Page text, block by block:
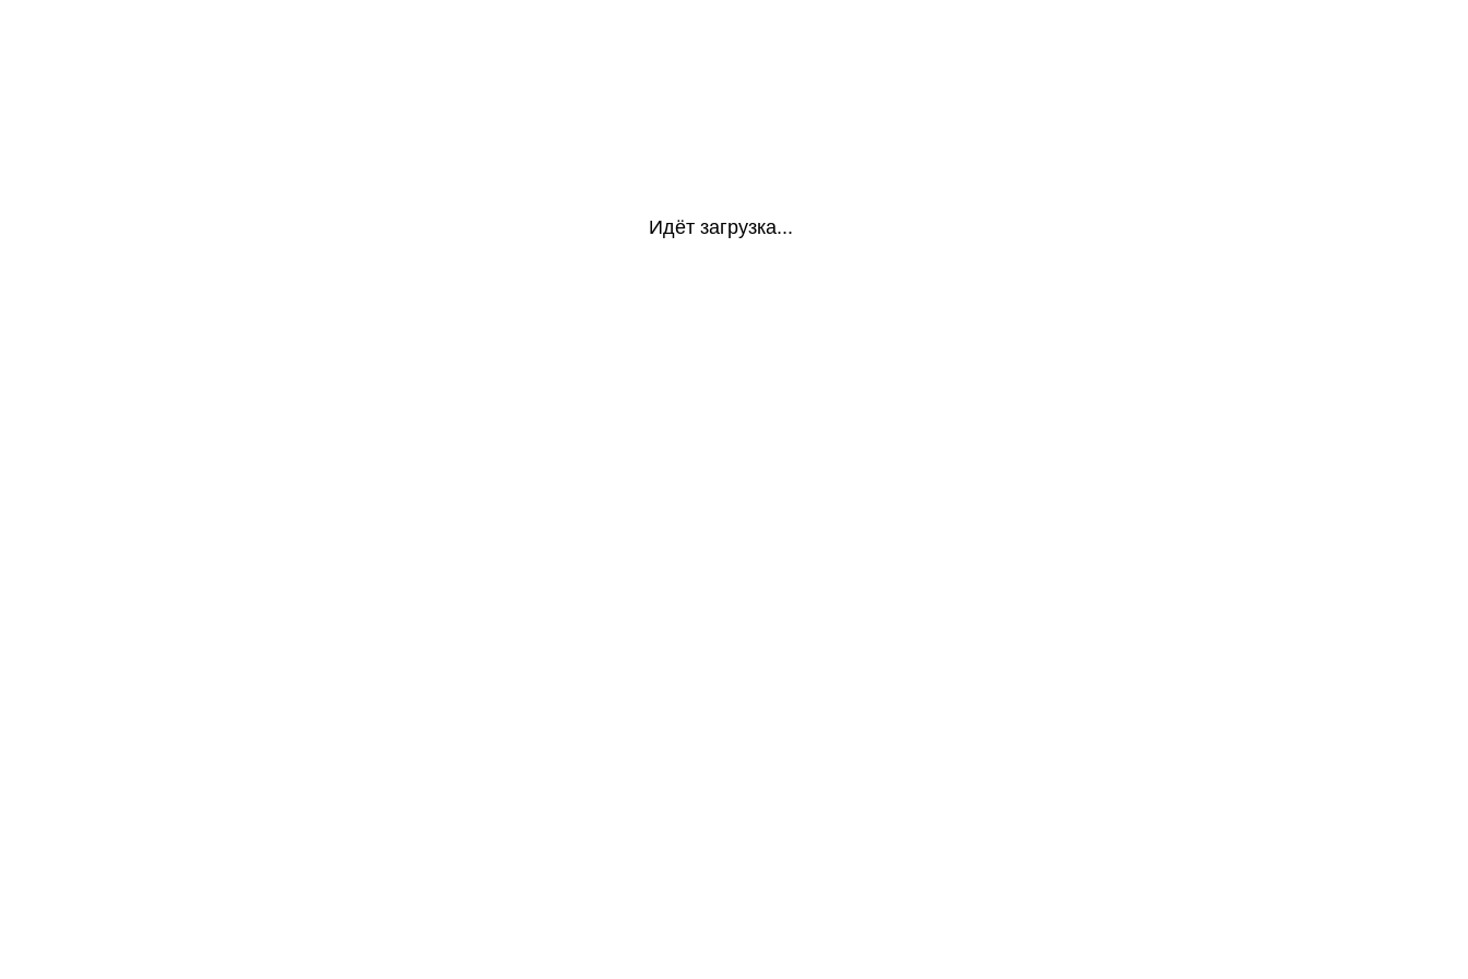
Идёт загрузка...